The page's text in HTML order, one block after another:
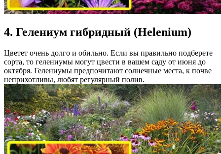
4. Гелениум гибридный (Helenium)
Цветет очень долго и обильно. Если вы правильно подберете
сорта, то гелениумы могут цвести в вашем саду от июня до
октября. Гелениумы предпочитают солнечные места, к почве
неприхотливы, любят регулярный полив.